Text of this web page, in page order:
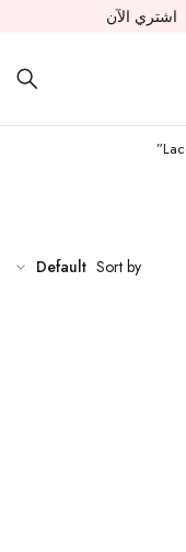
اشتري الآن
Sort by
Default